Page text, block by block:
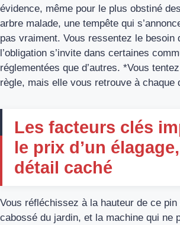
évidence, même pour le plus obstiné
arbre malade, une tempête qui
pas vraiment. Vous ressentez le besoin
l’obligation s’invite dans certaines
réglementées que d’autres. *Vous
règle, mais elle vous retrouve à chaque
Les facteurs clés
le prix d’un
détail caché
Vous réfléchissez à la hauteur de ce pin
cabossé du jardin, et la machine qui ne